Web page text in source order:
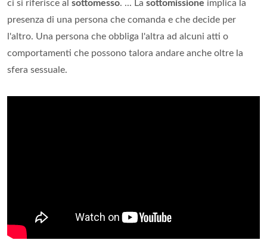
ci si riferisce al sottomesso. ... La sottomissione implica la
presenza di una persona che comanda e che decide per
l'altro. Una persona che obbliga l'altra ad alcuni atti o
comportamenti che possono talora andare anche oltre la
sfera sessuale.